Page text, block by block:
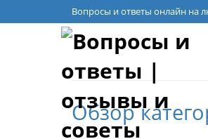
Вопросы и ответы онлайн на
Обзор